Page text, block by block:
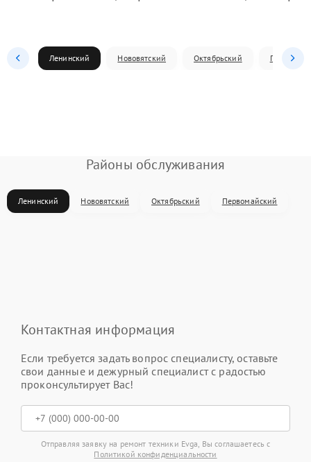
Ленинский Нововятский Октябрьский
Районы обслуживания
Ленинский Нововятский Октябрьский Первомайский
Контактная информация
Если требуется задать вопрос специалисту, оставьте
свои данные и дежурный специалист с радостью
проконсультирует Вас!
Отправляя заявку на ремонт техники Evga, Вы соглашаетесь с
Политикой конфиденциальности